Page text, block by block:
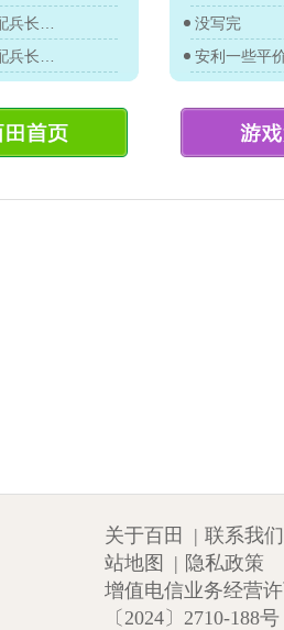
没写完
安利一些平
关于百田 | 联系我们
站地图
| 隐私政策
增值电信业务经营
〔2024〕2710-188号